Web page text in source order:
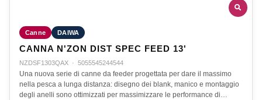
Canne DAIWA
CANNA N'ZON DIST SPEC FEED 13'
NZDSF1303QAX · 5055545244544
Una nuova serie di canne da feeder progettata per dare il massimo
nella pesca a lunga distanza: disegno dei blank, manico e montaggio
degli anelli sono ottimizzati per massimizzare le performance di…